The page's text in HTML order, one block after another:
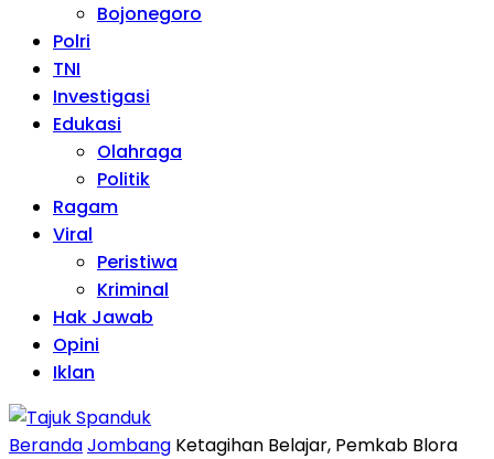
Bojonegoro
Polri
TNI
Investigasi
Edukasi
Olahraga
Politik
Ragam
Viral
Peristiwa
Kriminal
Hak Jawab
Opini
Iklan
BerandaJombang Ketagihan Belajar, Pemkab Blora